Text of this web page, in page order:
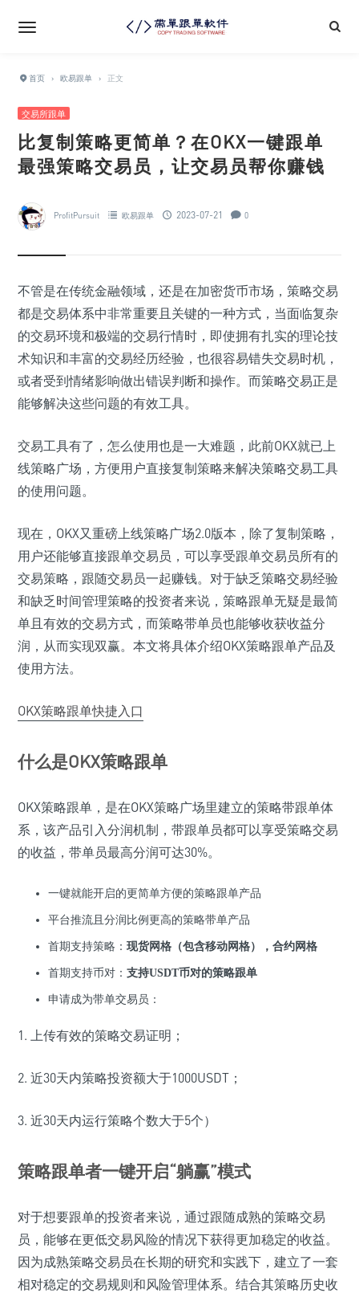
首页 › 欧易跟单 › 正文
交易所跟单
比复制策略更简单？在OKX一键跟单
最强策略交易员，让交易员帮你赚钱
ProfitPursuit 欧易跟单 2023-07-21 0
不管是在传统金融领域，还是在加密货币市场，策略交易
都是交易体系中非常重要且关键的一种方式，当面临复杂
的交易环境和极端的交易行情时，即使拥有扎实的理论技
术知识和丰富的交易经历经验，也很容易错失交易时机，
或者受到情绪影响做出错误判断和操作。而策略交易正是
能够解决这些问题的有效工具。
交易工具有了，怎么使用也是一大难题，此前OKX就已上
线策略广场，方便用户直接复制策略来解决策略交易工具
的使用问题。
现在，OKX又重磅上线策略广场2.0版本，除了复制策略，
用户还能够直接跟单交易员，可以享受跟单交易员所有的
交易策略，跟随交易员一起赚钱。对于缺乏策略交易经验
和缺乏时间管理策略的投资者来说，策略跟单无疑是最简
单且有效的交易方式，而策略带单员也能够收获收益分
润，从而实现双赢。本文将具体介绍OKX策略跟单产品及
使用方法。
OKX策略跟单快捷入口
什么是OKX策略跟单
OKX策略跟单，是在OKX策略广场里建立的策略带跟单体
系，该产品引入分润机制，带跟单员都可以享受策略交易
的收益，带单员最高分润可达30%。
一键就能开启的更简单方便的策略跟单产品
平台推流且分润比例更高的策略带单产品
首期支持策略： 现货网格（包含移动网格），合约网格
首期支持币对： 支持USDT币对的策略跟单
申请成为带单交易员：
1. 上传有效的策略交易证明；
2. 近30天内策略投资额大于1000USDT；
3. 近30天内运行策略个数大于5个）
策略跟单者一键开启“躺赢”模式
对于想要跟单的投资者来说，通过跟随成熟的策略交易
员，能够在更低交易风险的情况下获得更加稳定的收益。
因为成熟策略交易员在长期的研究和实践下，建立了一套
相对稳定的交易规则和风险管理体系。结合其策略历史收